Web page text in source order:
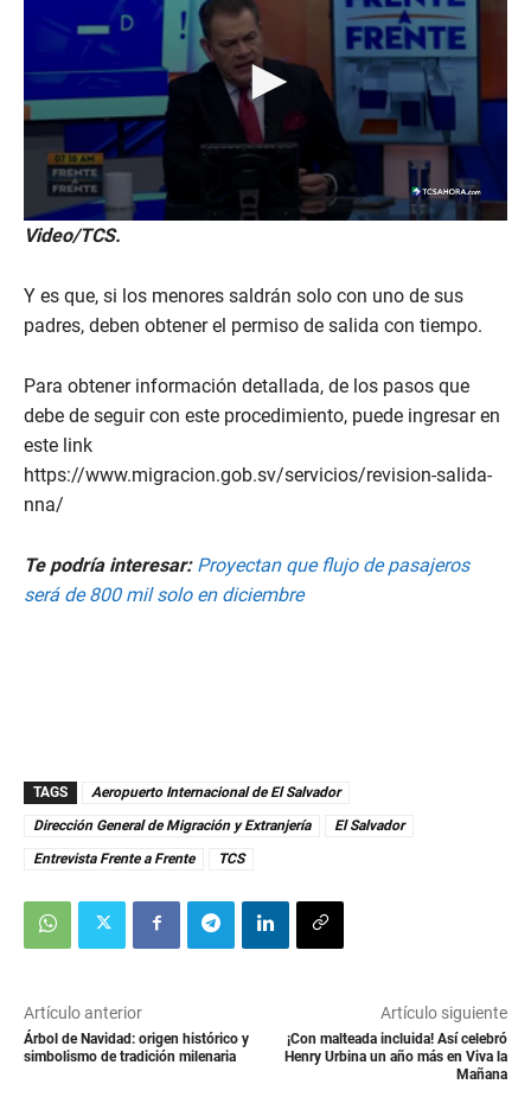
0
s
c
o
n
d
o
f
3
m
i
n
t
9
s
Video/TCS.
Y es que, si los menores saldrán solo con uno de sus
padres, deben obtener el permiso de salida con tiempo.
Para obtener información detallada, de los pasos que
debe de seguir con este procedimiento, puede ingresar en
este link
https://www.migracion.gob.sv/servicios/revision-salida-
nna/
Te podría interesar: Proyectan que flujo de pasajeros
será de 800 mil solo en diciembre
TAGS
Aeropuerto Internacional de El Salvador
Dirección General de Migración y Extranjería
El Salvador
Entrevista Frente a Frente
TCS
Artículo anterior
Árbol de Navidad: origen histórico y
simbolismo de tradición milenaria
Artículo siguiente
¡Con malteada incluida! Así celebró
Henry Urbina un año más en Viva la
Mañana